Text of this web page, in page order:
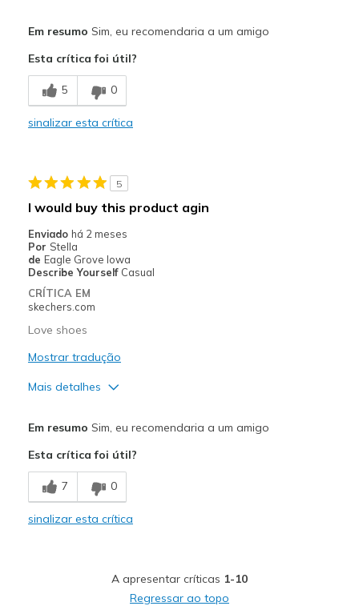
Breathe Well
Comfortable
Melhores utilizações
Width
Feels true to width
Sizing
Feels true to size
View On Shoes
Em resumo Sim, eu recomendaria a um amigo
Esta crítica foi útil?
5 0
sinalizar esta crítica
5
I would buy this product agin
Enviado há 2 meses
Por Stella
de Eagle Grove Iowa
Describe Yourself Casual
CRÍTICA EM
skechers.com
Love shoes
Mostrar tradução
Mais detalhes
Comfortable
Stylish
Melhores utilizações
Em resumo Sim, eu recomendaria a um amigo
Esta crítica foi útil?
7 0
sinalizar esta crítica
A apresentar críticas 1-10
Regressar ao topo